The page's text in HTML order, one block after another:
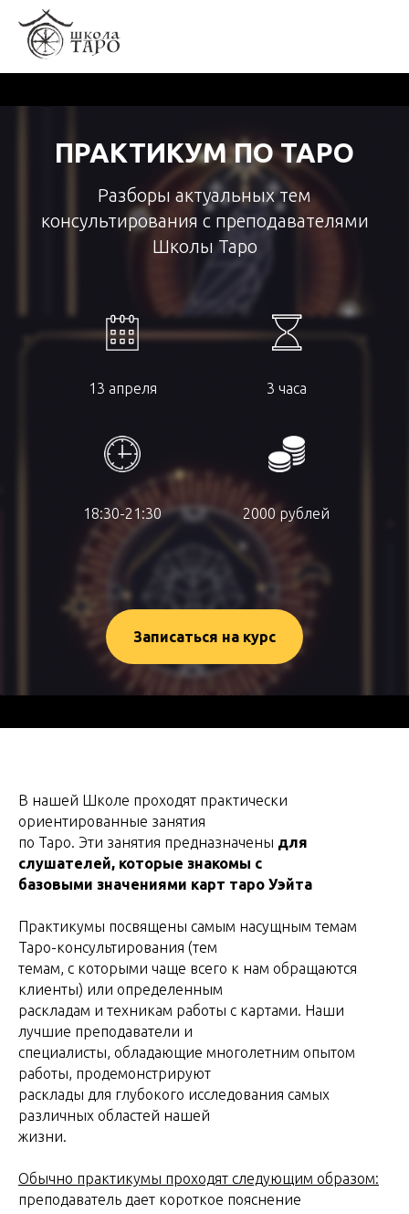
ПРАКТИКУМ ПО ТАРО
Разборы актуальных тем
консультирования с преподавателями
Школы Таро
13 апреля 3 часа
18:30-21:30 2000 рублей
Записаться на курс
В нашей Школе проходят практически
ориентированные занятия
по Таро. Эти занятия предназначены для
слушателей, которые знакомы с
базовыми значениями карт таро Уэйта
Практикумы посвящены самым насущным темам
Таро-консультирования (тем
темам, с которыми чаще всего к нам обращаются
клиенты) или определенным
раскладам и техникам работы с картами. Наши
лучшие преподаватели и
специалисты, обладающие многолетним опытом
работы, продемонстрируют
расклады для глубокого исследования самых
различных областей нашей
жизни.
Обычно практикумы проходят следующим образом:
преподаватель дает короткое пояснение